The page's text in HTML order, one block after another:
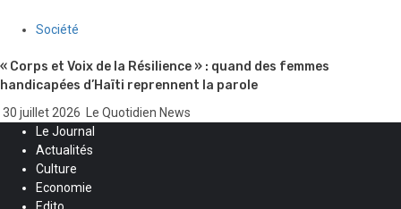
Société
« Corps et Voix de la Résilience » : quand des femmes
handicapées d’Haïti reprennent la parole
30 juillet 2026
Le Quotidien News
Le Journal
Actualités
Culture
Economie
Edito